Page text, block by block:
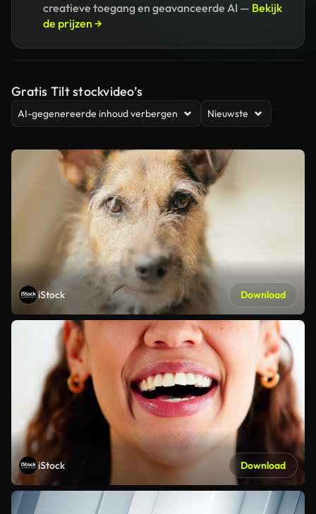
creatieve toegang en geavanceerde AI — Bekijk
de prijzen →
Gratis Tilt stockvideo’s
AI-gegenereerde inhoud verbergen Nieuwste
iStock Download
iStock Download